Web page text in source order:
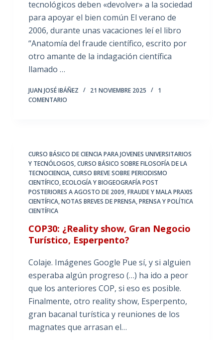
tecnológicos deben «devolver» a la sociedad
para apoyar el bien común El verano de
2006, durante unas vacaciones leí el libro
“Anatomía del fraude científico, escrito por
otro amante de la indagación científica
llamado …
JUAN JOSÉ IBÁÑEZ 21 NOVIEMBRE 2025
1
COMENTARIO
CURSO BÁSICO DE CIENCIA PARA JOVENES UNIVERSITARIOS
Y TECNÓLOGOS,CURSO BÁSICO SOBRE FILOSOFÍA DE LA
TECNOCIENCIA,CURSO BREVE SOBRE PERIODISMO
CIENTÍFICO,ECOLOGÍA Y BIOGEOGRAFÍA POST
POSTERIORES A AGOSTO DE 2009,FRAUDE Y MALA PRAXIS
CIENTÍFICA,NOTAS BREVES DE PRENSA,PRENSA Y POLÍTICA
CIENTÍFICA
COP30: ¿Reality show, Gran Negocio
Turístico, Esperpento?
Colaje. Imágenes Google Pue sí, y si alguien
esperaba algún progreso (…) ha ido a peor
que los anteriores COP, si eso es posible.
Finalmente, otro reality show, Esperpento,
gran bacanal turística y reuniones de los
magnates que arrasan el…